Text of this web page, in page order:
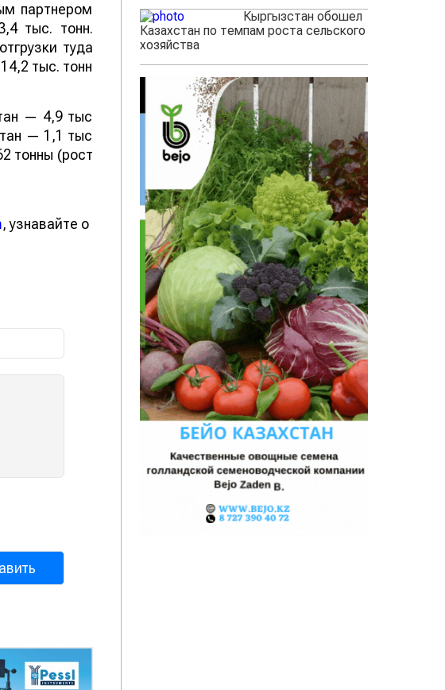
партнером
тыс. тонн.
туда
тыс. тонн
— 4,9 тыс
— 1,1 тыс
тонны (рост
, узнавайте о
Кыргызстан обошел
Казахстан по темпам роста сельского
хозяйства